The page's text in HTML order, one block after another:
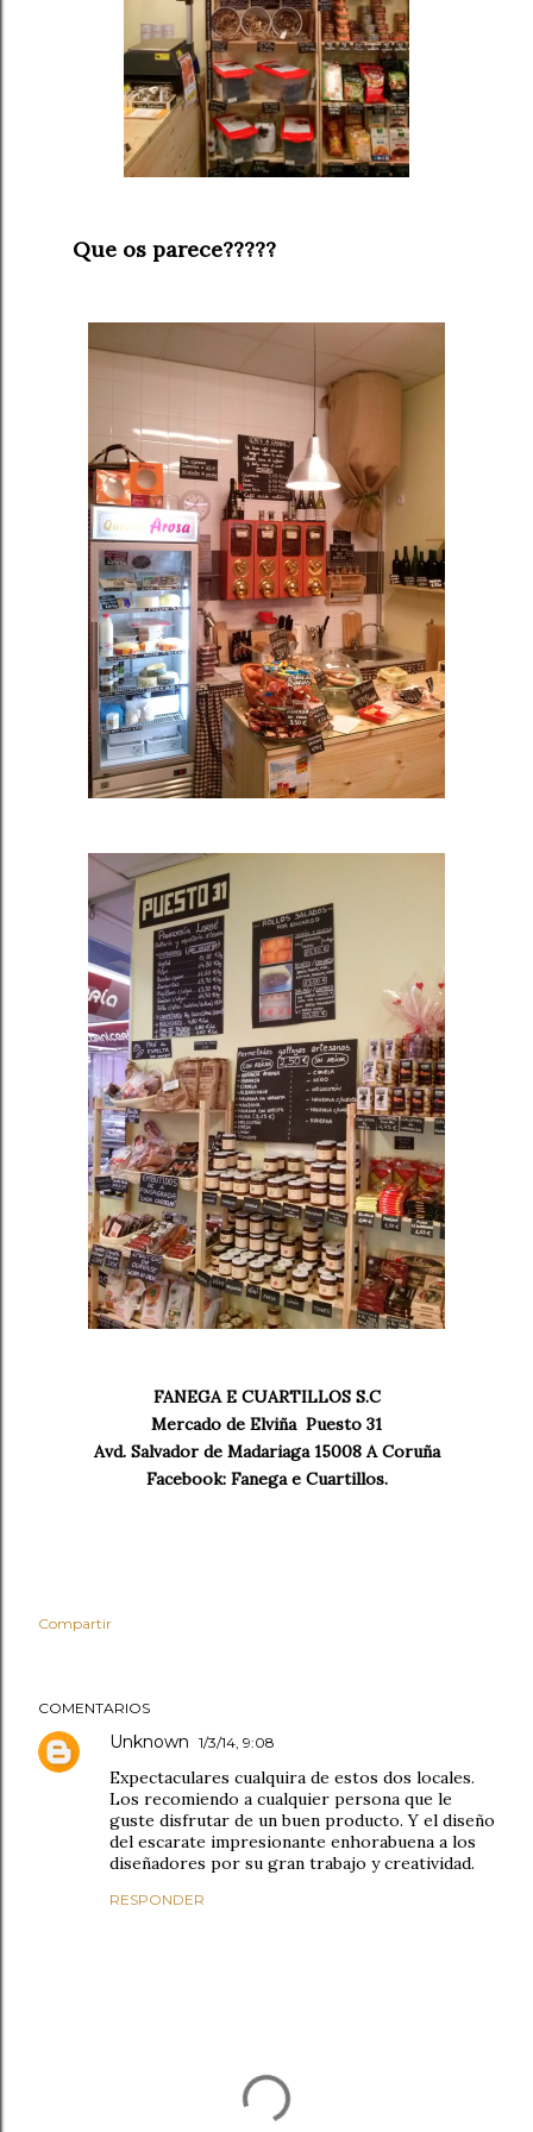
Que os parece?????
FANEGA E CUARTILLOS S.C
Mercado de Elviña Puesto 31
Avd. Salvador de Madariaga 15008 A Coruña
Facebook: Fanega e Cuartillos.
Compartir
COMENTARIOS
Unknown 1/3/14, 9:08
Expectaculares cualquira de estos dos locales.
Los recomiendo a cualquier persona que le
guste disfrutar de un buen producto. Y el diseño
del escarate impresionante enhorabuena a los
diseñadores por su gran trabajo y creatividad.
RESPONDER